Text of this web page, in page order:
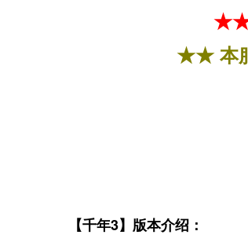
★★ 本
【千年3】版本介绍：